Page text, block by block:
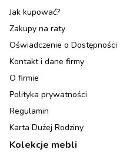
Jak kupować?
Zakupy na raty
Oświadczenie o Dostępności
Kontakt i dane firmy
O firmie
Polityka prywatności
Regulamin
Karta Dużej Rodziny
Kolekcje mebli